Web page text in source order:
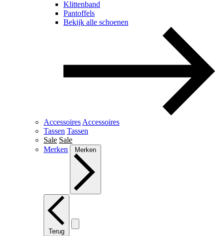
Klittenband
Pantoffels
Bekijk alle schoenen
Accessoires Accessoires
Tassen Tassen
Sale Sale
Merken
Merken
Terug